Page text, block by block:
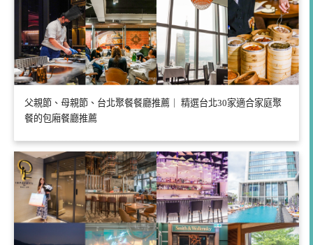
父親節、母親節、台北聚餐餐廳推薦｜ 精選台北30家適合家庭聚
餐的包廂餐廳推薦